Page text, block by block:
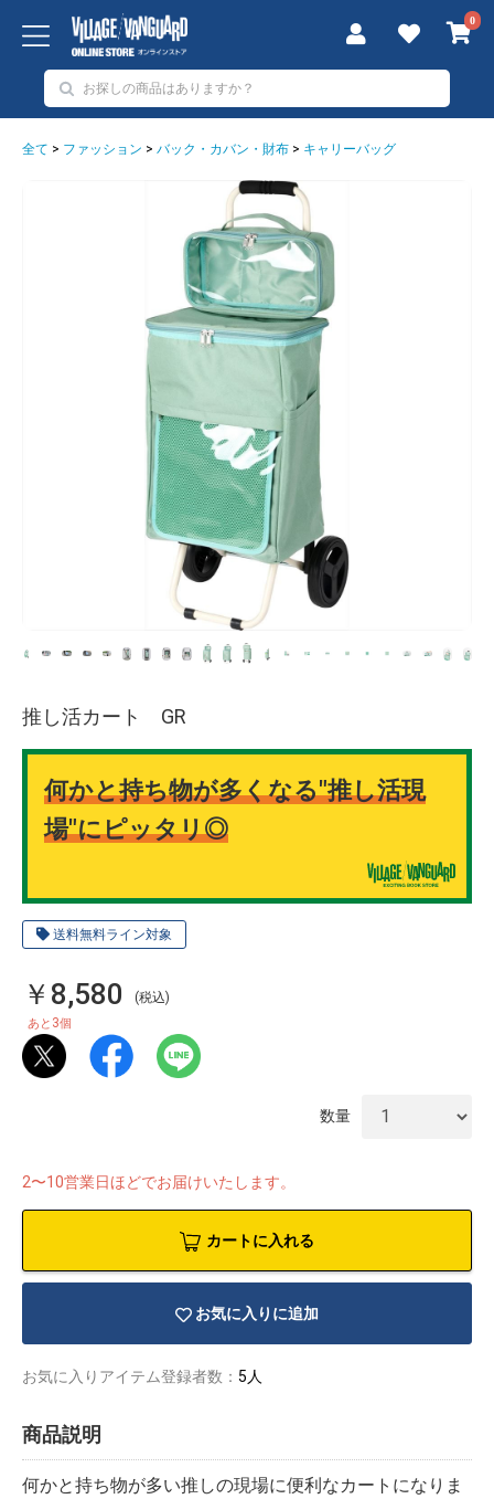
0
全て > ファッション > バック・カバン・財布 > キャリーバッグ
送料無料ライン対象
推し活カート GR
何かと持ち物が多くなる"推し活現
場"にピッタリ◎
￥8,580 (税込)
あと 3個
数量
2〜10営業日ほどでお届けいたします。
カートに入れる
お気に入りに追加
お気に入りアイテム登録者数： 5人
商品説明
何かと持ち物が多い推しの現場に便利なカートになりま
イラストレ
ーター
アダルトグ
ッズ